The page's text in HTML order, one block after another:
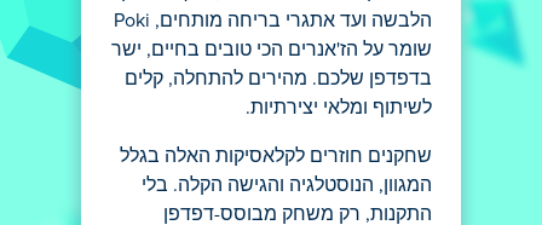
הלבשה ועד אתגרי בריחה מותחים, Poki
שומר על הז'אנרים הכי טובים בחיים, ישר
בדפדפן שלכם. מהירים להתחלה, קלים
לשיתוף ומלאי יצירתיות.
שחקנים חוזרים לקלאסיקות האלה בגלל
המגוון, הנוסטלגיה והגישה הקלה. בלי
התקנות, רק משחק מבוסס-דפדפן